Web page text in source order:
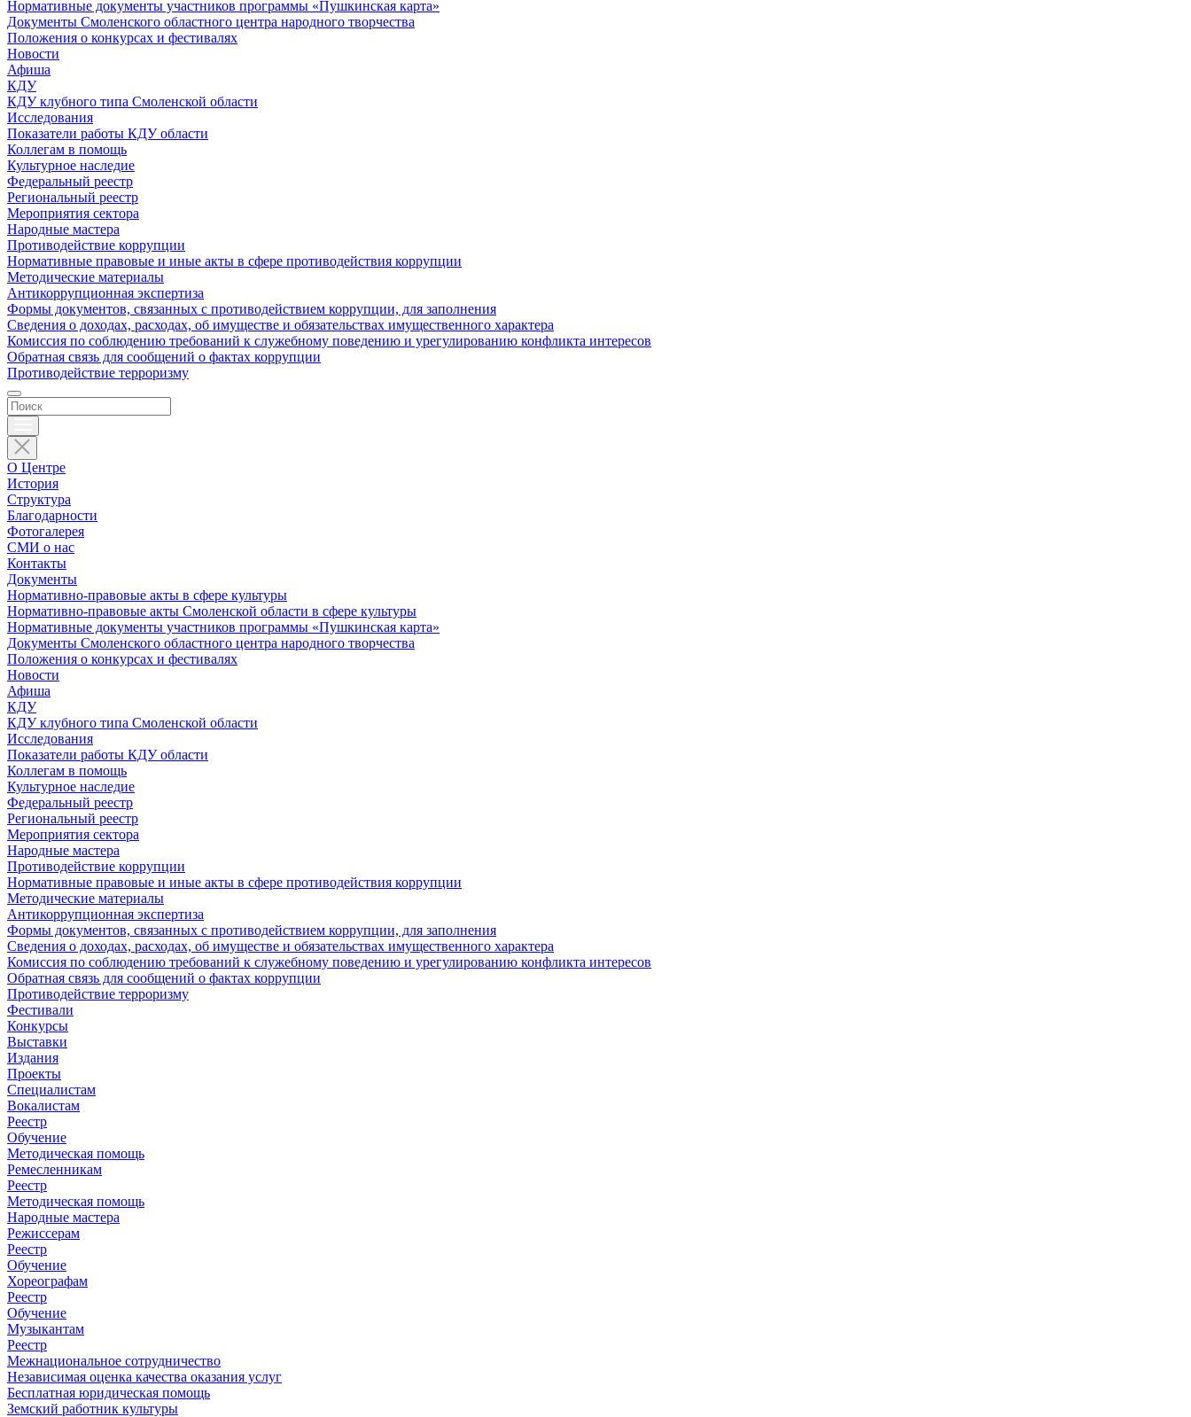
Нормативные документы участников программы «Пушкинская карта»
Документы Смоленского областного центра народного творчества
Положения о конкурсах и фестивалях
Новости
Афиша
КДУ
КДУ клубного типа Смоленской области
Исследования
Показатели работы КДУ области
Коллегам в помощь
Культурное наследие
Федеральный реестр
Региональный реестр
Мероприятия сектора
Народные мастера
Противодействие коррупции
Нормативные правовые и иные акты в сфере противодействия коррупции
Методические материалы
Антикоррупционная экспертиза
Формы документов, связанных с противодействием коррупции, для заполнения
Сведения о доходах, расходах, об имуществе и обязательствах имущественного характера
Комиссия по соблюдению требований к служебному поведению и урегулированию конфликта интересов
Обратная связь для сообщений о фактах коррупции
Противодействие терроризму
О Центре
История
Структура
Благодарности
Фотогалерея
СМИ о нас
Контакты
Документы
Нормативно-правовые акты в сфере культуры
Нормативно-правовые акты Смоленской области в сфере культуры
Нормативные документы участников программы «Пушкинская карта»
Документы Смоленского областного центра народного творчества
Положения о конкурсах и фестивалях
Новости
Афиша
КДУ
КДУ клубного типа Смоленской области
Исследования
Показатели работы КДУ области
Коллегам в помощь
Культурное наследие
Федеральный реестр
Региональный реестр
Мероприятия сектора
Народные мастера
Противодействие коррупции
Нормативные правовые и иные акты в сфере противодействия коррупции
Методические материалы
Антикоррупционная экспертиза
Формы документов, связанных с противодействием коррупции, для заполнения
Сведения о доходах, расходах, об имуществе и обязательствах имущественного характера
Комиссия по соблюдению требований к служебному поведению и урегулированию конфликта интересов
Обратная связь для сообщений о фактах коррупции
Противодействие терроризму
Фестивали
Конкурсы
Выставки
Издания
Проекты
Специалистам
Вокалистам
Реестр
Обучение
Методическая помощь
Ремесленникам
Реестр
Методическая помощь
Народные мастера
Режиссерам
Реестр
Обучение
Хореографам
Реестр
Обучение
Музыкантам
Реестр
Межнациональное сотрудничество
Независимая оценка качества оказания услуг
Бесплатная юридическая помощь
Земский работник культуры